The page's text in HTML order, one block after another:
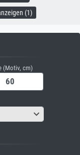
(1)
(Motiv, cm)